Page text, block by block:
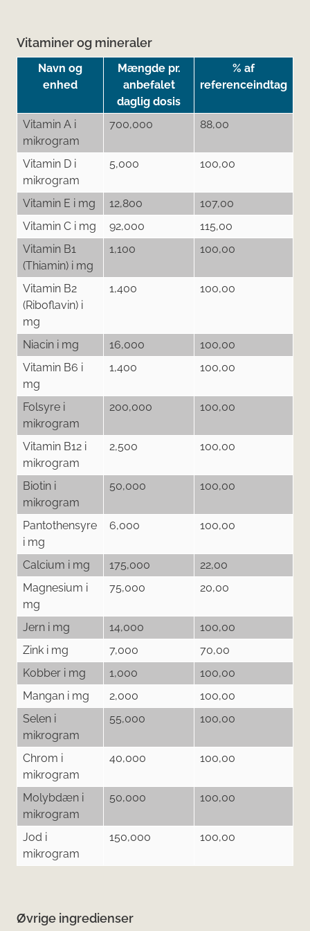
Vitaminer og mineraler
Navn og
enhed
Mængde pr.
anbefalet
daglig dosis
% af
referenceindtag
Vitamin A i
mikrogram
700,000 88,00
Vitamin D i
mikrogram
5,000 100,00
Vitamin E i mg 12,800
107,00
Vitamin C i mg
92,000
115,00
Vitamin B1
(Thiamin) i mg
1,100 100,00
Vitamin B2
(Riboflavin) i
mg
1,400 100,00
Niacin i mg 16,000
100,00
Vitamin B6 i
mg
1,400 100,00
Folsyre i
mikrogram
200,000 100,00
Vitamin B12 i
mikrogram
2,500 100,00
Biotin i
mikrogram
50,000 100,00
Pantothensyre
i mg
6,000 100,00
Calcium i mg 175,000
22,00
Magnesium i
mg
75,000 20,00
Jern i mg 14,000
100,00
Zink i mg
7,000
70,00
Kobber i mg
1,000
100,00
Mangan i mg
2,000
100,00
Selen i
mikrogram
55,000 100,00
Chrom i
mikrogram
40,000 100,00
Molybdæn i
mikrogram
50,000 100,00
Jod i
mikrogram
150,000 100,00
Øvrige ingredienser